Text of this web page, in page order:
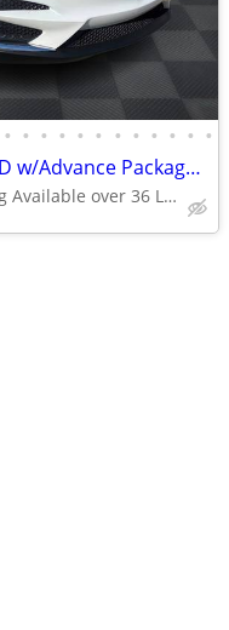
• • • • • • • • • • • •
2021 Acura RDX SH-AWD w/Advance Package - $2000 DOWN DELIVERS
Financing Available over 36 Lenders